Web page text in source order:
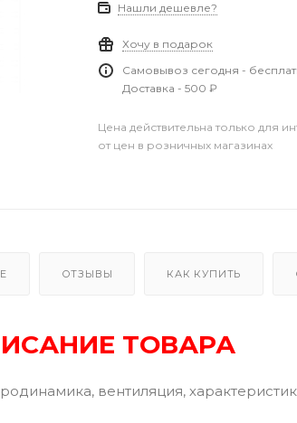
Нашли дешевле?
Хочу в подарок
Самовывоз сегодня -
Доставка - 500 ₽
Цена действительна только для
от цен в розничных магазинах
ОТЗЫВЫ КАК КУПИТЬ
ТОВАРА
вентиляция,